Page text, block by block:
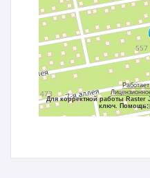
Для корректной работы Raster
ключ. Помощь: